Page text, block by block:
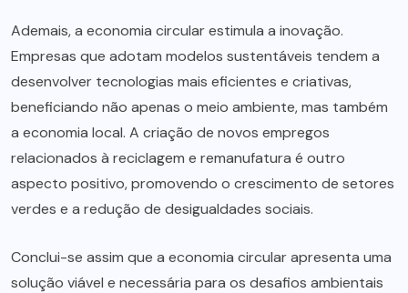
Ademais, a economia circular estimula a inovação.
Empresas que adotam modelos sustentáveis tendem a
desenvolver tecnologias mais eficientes e criativas,
beneficiando não apenas o meio ambiente, mas também
a economia local. A criação de novos empregos
relacionados à reciclagem e remanufatura é outro
aspecto positivo, promovendo o crescimento de setores
verdes e a redução de desigualdades sociais.
Conclui-se assim que a economia circular apresenta uma
solução viável e necessária para os desafios ambientais